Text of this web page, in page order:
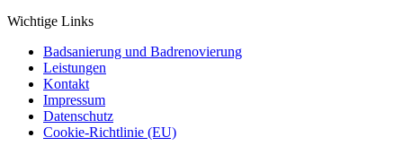
Wichtige Links
Badsanierung und Badrenovierung
Leistungen
Kontakt
Impressum
Datenschutz
Cookie-Richtlinie (EU)